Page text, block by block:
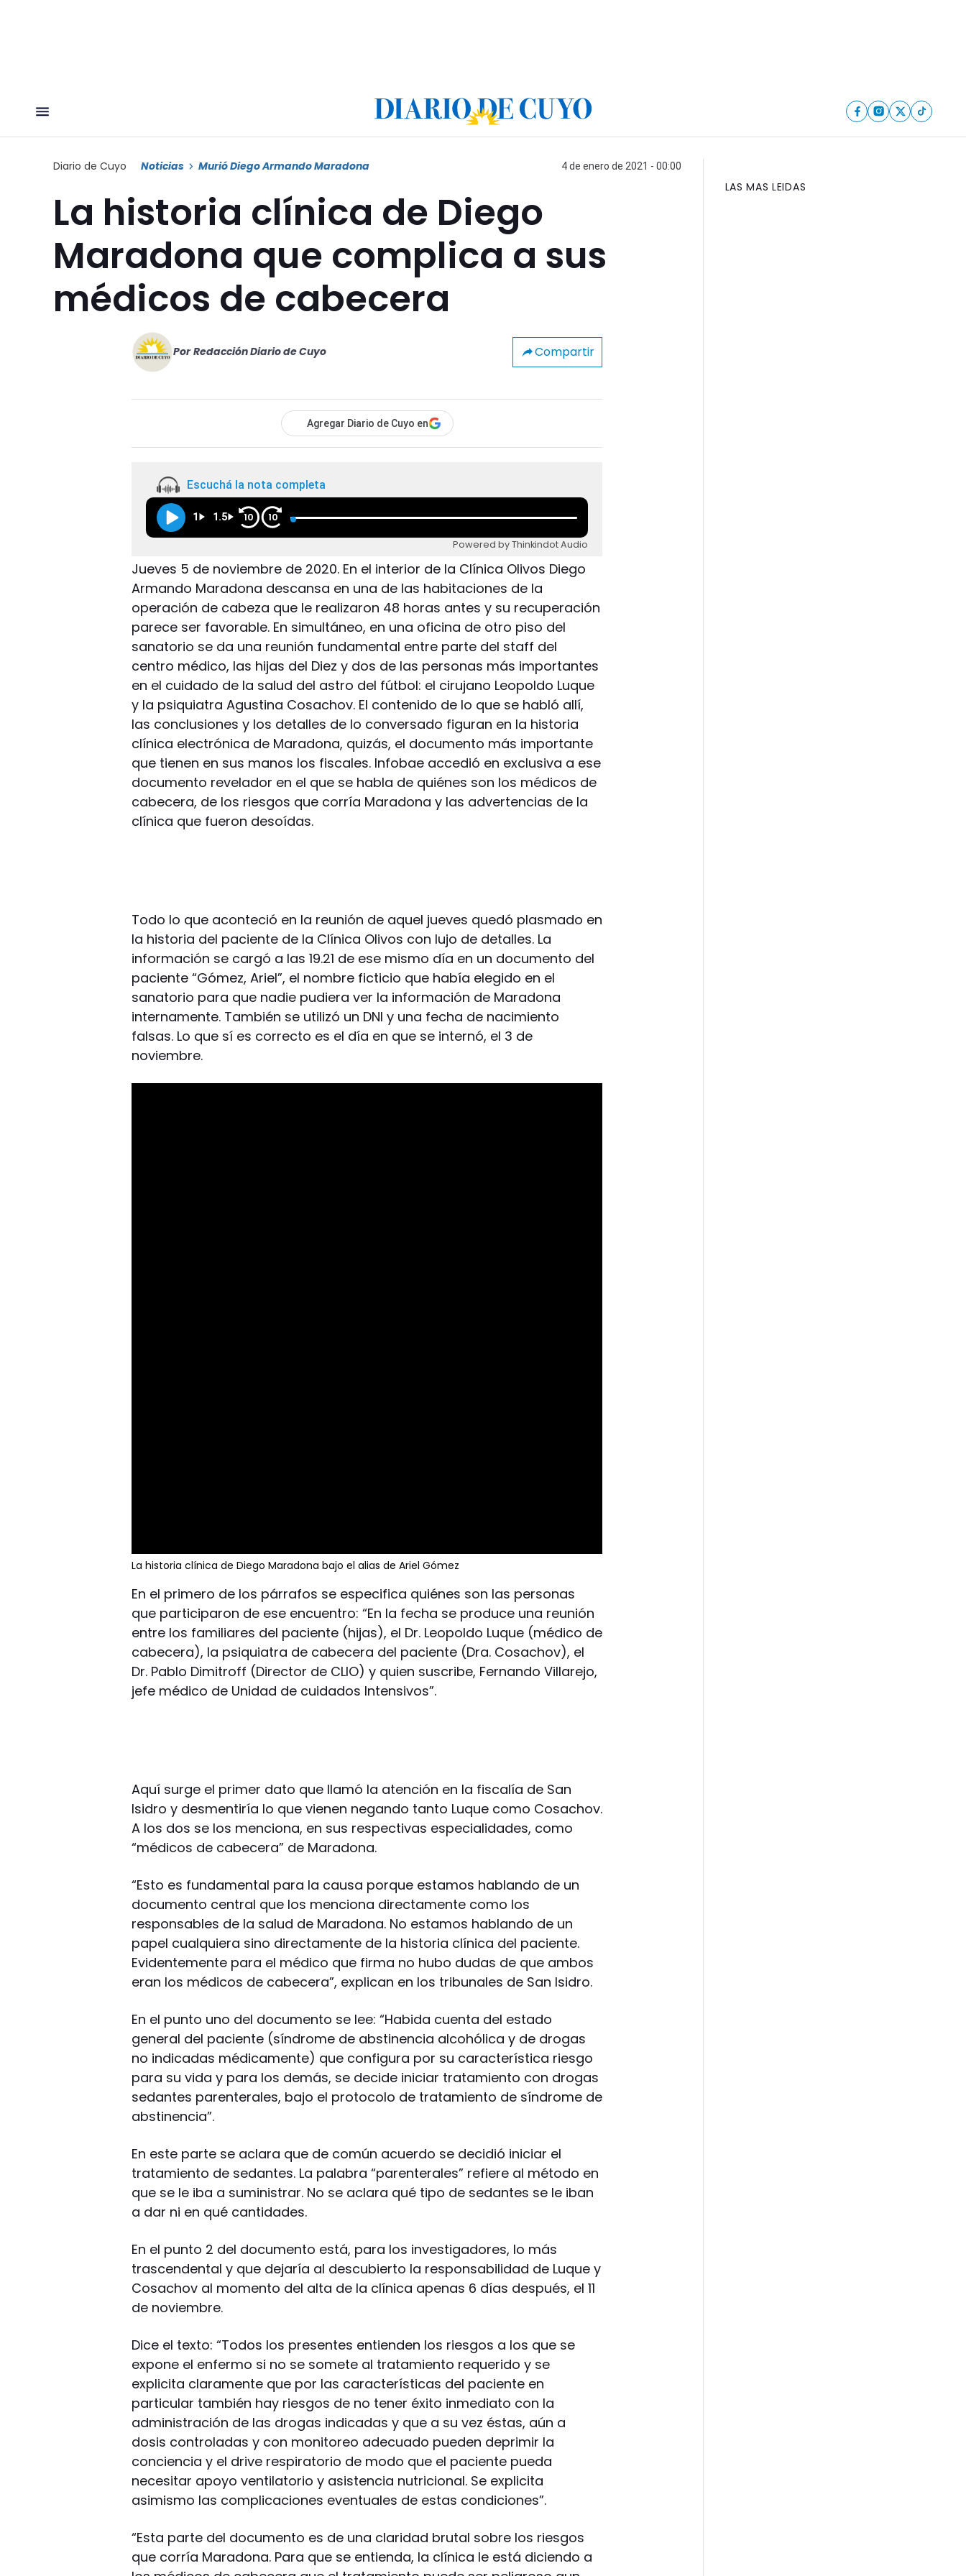
Diario de Cuyo Noticias Murió Diego Armando Maradona 4 de enero de 2021 - 00:00
La historia clínica de Diego
Maradona que complica a sus
médicos de cabecera
Por Redacción Diario de Cuyo Compartir
Agregar Diario de Cuyo en
Escuchá la nota completa
1 1.5 10 10
Powered by Thinkindot Audio
Jueves 5 de noviembre de 2020. En el interior de la Clínica Olivos Diego
Armando Maradona descansa en una de las habitaciones de la
operación de cabeza que le realizaron 48 horas antes y su recuperación
parece ser favorable. En simultáneo, en una oficina de otro piso del
sanatorio se da una reunión fundamental entre parte del staff del
centro médico, las hijas del Diez y dos de las personas más importantes
en el cuidado de la salud del astro del fútbol: el cirujano Leopoldo Luque
y la psiquiatra Agustina Cosachov. El contenido de lo que se habló allí,
las conclusiones y los detalles de lo conversado figuran en la historia
clínica electrónica de Maradona, quizás, el documento más importante
que tienen en sus manos los fiscales. Infobae accedió en exclusiva a ese
documento revelador en el que se habla de quiénes son los médicos de
cabecera, de los riesgos que corría Maradona y las advertencias de la
clínica que fueron desoídas.
Todo lo que aconteció en la reunión de aquel jueves quedó plasmado en
la historia del paciente de la Clínica Olivos con lujo de detalles. La
información se cargó a las 19.21 de ese mismo día en un documento del
paciente “Gómez, Ariel”, el nombre ficticio que había elegido en el
sanatorio para que nadie pudiera ver la información de Maradona
internamente. También se utilizó un DNI y una fecha de nacimiento
falsas. Lo que sí es correcto es el día en que se internó, el 3 de
noviembre.
La historia clínica de Diego Maradona bajo el alias de Ariel Gómez
En el primero de los párrafos se especifica quiénes son las personas
que participaron de ese encuentro: “En la fecha se produce una reunión
entre los familiares del paciente (hijas), el Dr. Leopoldo Luque (médico de
cabecera), la psiquiatra de cabecera del paciente (Dra. Cosachov), el
Dr. Pablo Dimitroff (Director de CLIO) y quien suscribe, Fernando Villarejo,
jefe médico de Unidad de cuidados Intensivos”.
Aquí surge el primer dato que llamó la atención en la fiscalía de San
Isidro y desmentiría lo que vienen negando tanto Luque como Cosachov.
A los dos se los menciona, en sus respectivas especialidades, como
“médicos de cabecera” de Maradona.
“Esto es fundamental para la causa porque estamos hablando de un
documento central que los menciona directamente como los
responsables de la salud de Maradona. No estamos hablando de un
papel cualquiera sino directamente de la historia clínica del paciente.
Evidentemente para el médico que firma no hubo dudas de que ambos
eran los médicos de cabecera”, explican en los tribunales de San Isidro.
En el punto uno del documento se lee: “Habida cuenta del estado
general del paciente (síndrome de abstinencia alcohólica y de drogas
no indicadas médicamente) que configura por su característica riesgo
para su vida y para los demás, se decide iniciar tratamiento con drogas
sedantes parenterales, bajo el protocolo de tratamiento de síndrome de
abstinencia”.
En este parte se aclara que de común acuerdo se decidió iniciar el
tratamiento de sedantes. La palabra “parenterales” refiere al método en
que se le iba a suministrar. No se aclara qué tipo de sedantes se le iban
a dar ni en qué cantidades.
En el punto 2 del documento está, para los investigadores, lo más
trascendental y que dejaría al descubierto la responsabilidad de Luque y
Cosachov al momento del alta de la clínica apenas 6 días después, el 11
de noviembre.
Dice el texto: “Todos los presentes entienden los riesgos a los que se
expone el enfermo si no se somete al tratamiento requerido y se
explicita claramente que por las características del paciente en
particular también hay riesgos de no tener éxito inmediato con la
administración de las drogas indicadas y que a su vez éstas, aún a
dosis controladas y con monitoreo adecuado pueden deprimir la
conciencia y el drive respiratorio de modo que el paciente pueda
necesitar apoyo ventilatorio y asistencia nutricional. Se explicita
asimismo las complicaciones eventuales de estas condiciones”.
“Esta parte del documento es de una claridad brutal sobre los riesgos
que corría Maradona. Para que se entienda, la clínica le está diciendo a
LAS MAS LEIDAS